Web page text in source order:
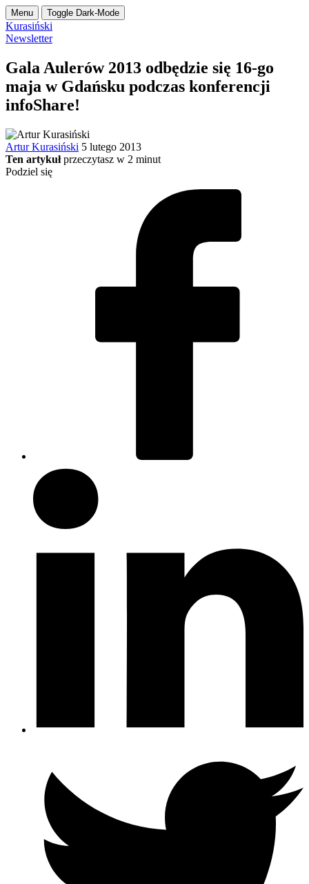
Menu Toggle Dark-Mode
Kurasiński
Newsletter
Gala Aulerów 2013 odbędzie się 16-go
maja w Gdańsku podczas konferencji
infoShare!
Artur Kurasiński 5 lutego 2013
Ten artykuł przeczytasz w 2 minut
Podziel się